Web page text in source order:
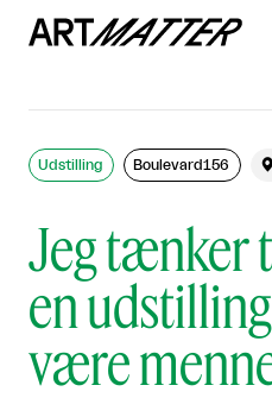
Jeg tænker
en
være
Udstilling Boulevard156 